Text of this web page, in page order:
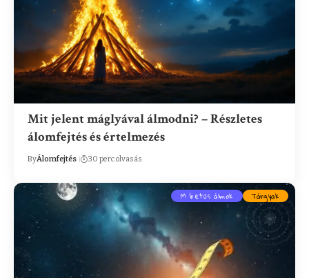
Mit jelent máglyával álmodni? – Részletes
álomfejtés és értelmezés
ByÁlomfejtés 30 perc olvasás
M betűs álmok Tárgyak